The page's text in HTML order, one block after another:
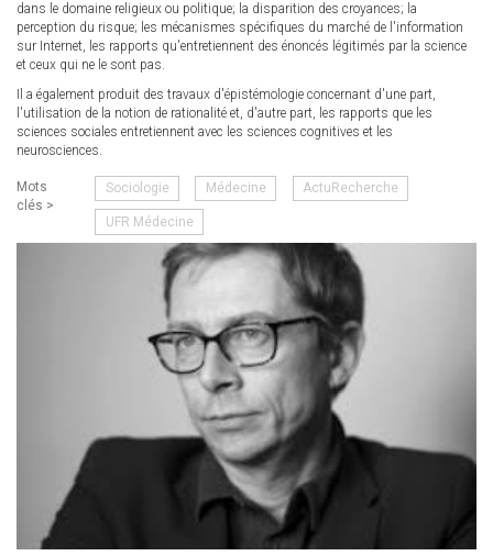
dans le domaine religieux ou politique; la disparition des croyances; la
perception du risque; les mécanismes spécifiques du marché de l'information
sur Internet, les rapports qu'entretiennent des énoncés légitimés par la science
et ceux qui ne le sont pas.
Il a également produit des travaux d'épistémologie concernant d'une part,
l'utilisation de la notion de rationalité et, d'autre part, les rapports que les
sciences sociales entretiennent avec les sciences cognitives et les
neurosciences.
Mots
clés >
Sociologie Médecine ActuRecherche
UFR Médecine